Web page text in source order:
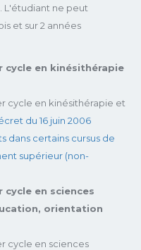
L'étudiant ne peut
et sur 2 années
cycle en kinésithérapie
cycle en kinésithérapie et
du 16 juin 2006
dans certains cursus de
supérieur (non-
cycle en sciences
orientation
cycle en sciences